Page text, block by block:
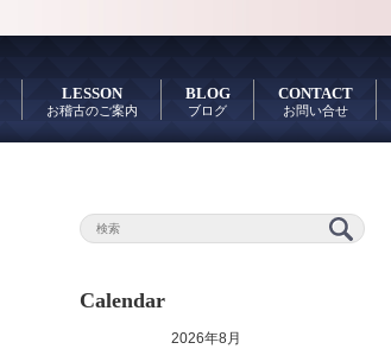
LESSON
お稽古のご案内
BLOG
ブログ
CONTACT
お問い合せ
Calendar
2026年8月